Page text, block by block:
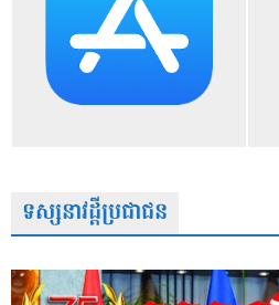
ទស្សនាវដ្តីប្រជាជន